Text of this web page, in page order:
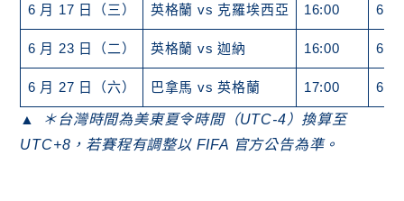
6 月 17 日（三） 英格蘭 vs 克羅埃西亞 16:00 6/
6 月 23 日（二） 英格蘭 vs 迦納 16:00 6/
6 月 27 日（六） 巴拿馬 vs 英格蘭 17:00 6/
＊台灣時間為美東夏令時間（UTC-4）換算至
UTC+8，若賽程有調整以 FIFA 官方公告為準。